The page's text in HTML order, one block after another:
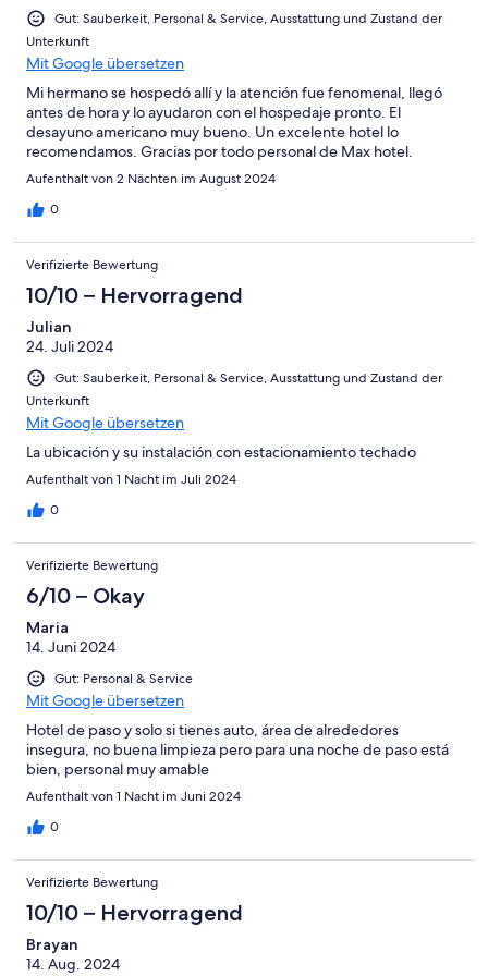
Ungenügend
Gut: Sauberkeit, Personal & Service, Ausstattung und Zustand der
Unterkunft
Mit Google übersetzen
Mi hermano se hospedó allí y la atención fue fenomenal, llegó
antes de hora y lo ayudaron con el hospedaje pronto. El
desayuno americano muy bueno. Un excelente hotel lo
recomendamos. Gracias por todo personal de Max hotel.
Aufenthalt von 2 Nächten im August 2024
0
Verifizierte Bewertung
10/10 – Hervorragend
Julian
24. Juli 2024
Gut: Sauberkeit, Personal & Service, Ausstattung und Zustand der
Unterkunft
Mit Google übersetzen
La ubicación y su instalación con estacionamiento techado
Aufenthalt von 1 Nacht im Juli 2024
0
Verifizierte Bewertung
6/10 – Okay
Maria
14. Juni 2024
Gut: Personal & Service
Mit Google übersetzen
Hotel de paso y solo si tienes auto, área de alrededores
insegura, no buena limpieza pero para una noche de paso está
bien, personal muy amable
Aufenthalt von 1 Nacht im Juni 2024
0
Verifizierte Bewertung
10/10 – Hervorragend
Brayan
14. Aug. 2024